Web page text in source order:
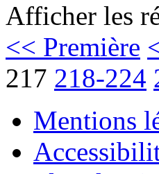
Afficher les
<< Première
217 218-224
Mentions